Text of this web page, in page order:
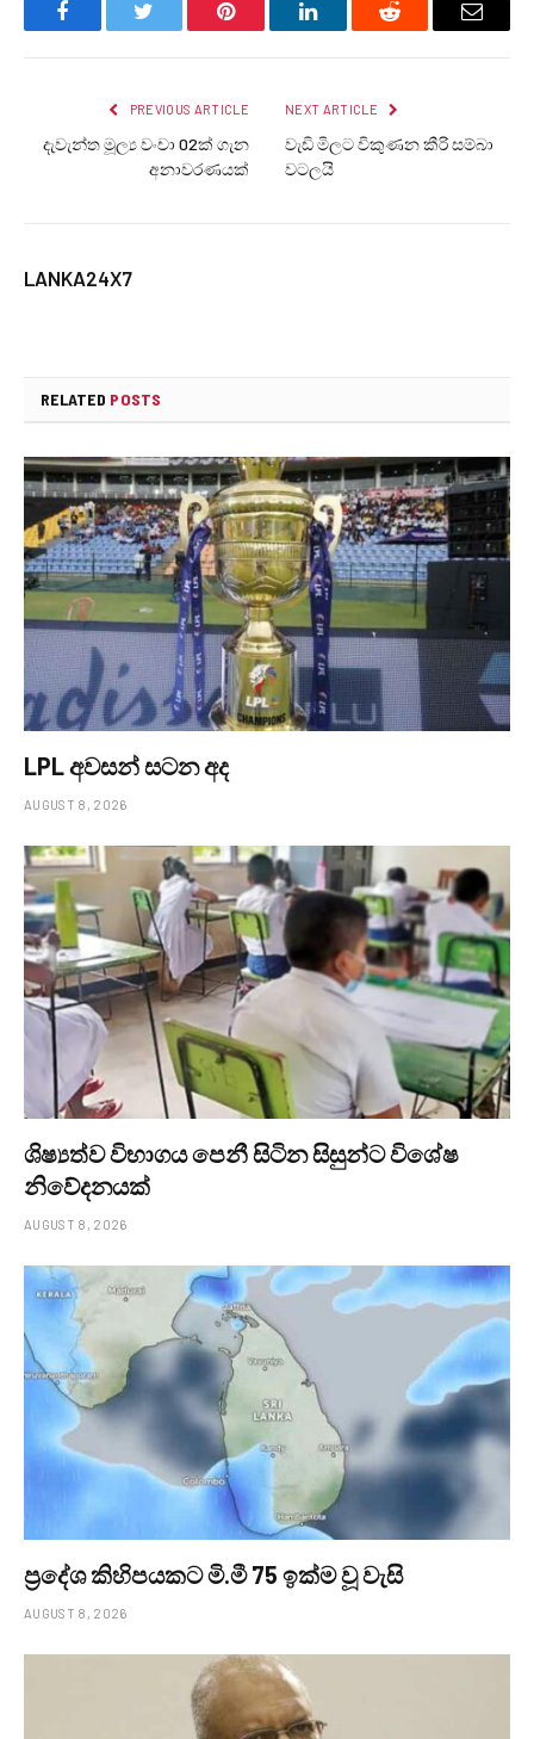
FacebookTwitter Pinterest LinkedInReddit Email
PREVIOUS ARTICLE
දැවැන්ත මූල්‍ය වංචා 02ක් ගැන
අනාවරණයක්
NEXT ARTICLE
වැඩි මිලට විකුණන කීරි සම්බා
වටලයි
LANKA24X7
RELATED POSTS
LPL අවසන් සටන අද
AUGUST 8, 2026
ශිෂ්‍යත්ව විභාගය පෙනී සිටින සිසුන්ට විශේෂ
නිවේදනයක්
AUGUST 8, 2026
ප්‍රදේශ කිහිපයකට මි.මී 75 ඉක්ම වූ වැසි
AUGUST 8, 2026